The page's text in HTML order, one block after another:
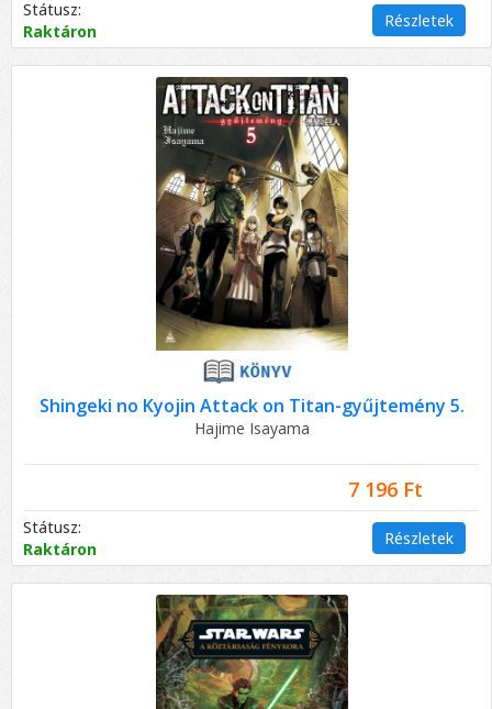
Státusz:
Raktáron
Részletek
Shingeki no Kyojin Attack on Titan-gyűjtemény 5.
Hajime Isayama
7 196 Ft
Státusz:
Raktáron
Részletek